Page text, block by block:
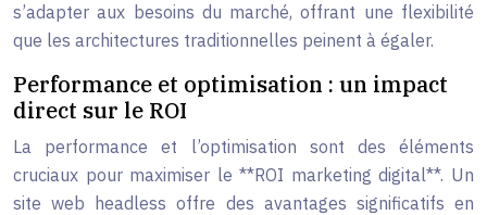
s’adapter aux besoins du marché, offrant une flexibilité
que les architectures traditionnelles peinent à égaler.
Performance et optimisation : un impact
direct sur le ROI
La performance et l’optimisation sont des éléments
cruciaux pour maximiser le **ROI marketing digital**. Un
site web headless offre des avantages significatifs en